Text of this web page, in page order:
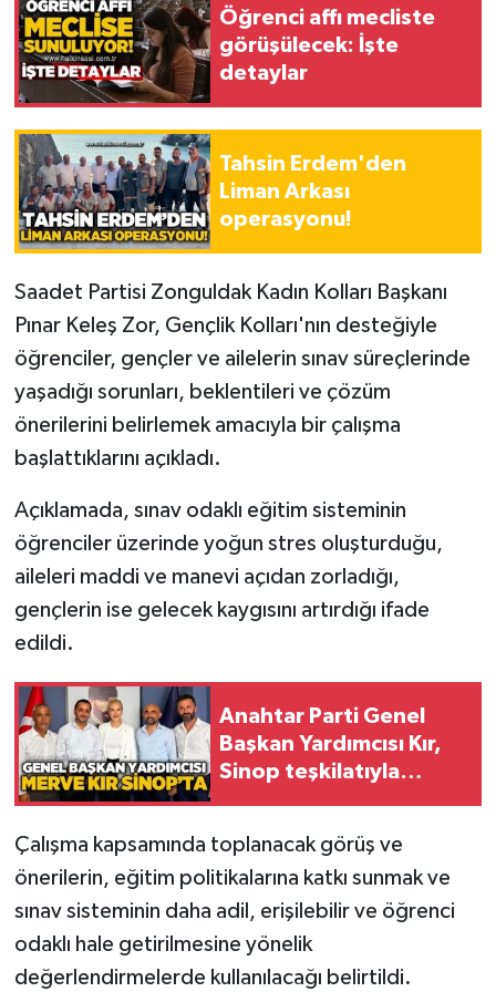
Öğrenci affı mecliste
görüşülecek: İşte
detaylar
Tahsin Erdem'den
Liman Arkası
operasyonu!
Saadet Partisi Zonguldak Kadın Kolları Başkanı
Pınar Keleş Zor, Gençlik Kolları'nın desteğiyle
öğrenciler, gençler ve ailelerin sınav süreçlerinde
yaşadığı sorunları, beklentileri ve çözüm
önerilerini belirlemek amacıyla bir çalışma
başlattıklarını açıkladı.
Açıklamada, sınav odaklı eğitim sisteminin
öğrenciler üzerinde yoğun stres oluşturduğu,
aileleri maddi ve manevi açıdan zorladığı,
gençlerin ise gelecek kaygısını artırdığı ifade
edildi.
Anahtar Parti Genel
Başkan Yardımcısı Kır,
Sinop teşkilatıyla
Çalışma kapsamında toplanacak görüş ve
önerilerin, eğitim politikalarına katkı sunmak ve
sınav sisteminin daha adil, erişilebilir ve öğrenci
odaklı hale getirilmesine yönelik
değerlendirmelerde kullanılacağı belirtildi.
Gökçebey
GÜNDEM
İş ilanı
Kilimli
MAGAZİN
Politika
Resmi İlan
Röportaj
SİYASET
Ulusal
Yaşam